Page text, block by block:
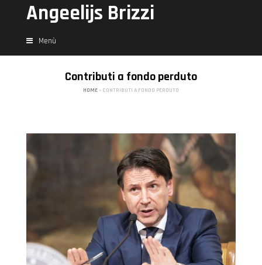
Angeelijs Brizzi
Menù
Contributi a fondo perduto
HOME» CONTRIBUTI A FONDO PERDUTO